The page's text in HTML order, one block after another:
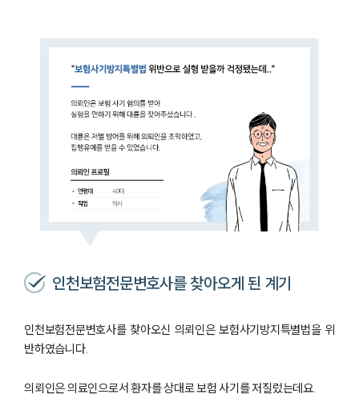
인천보험전문변호사를 찾아오게 된 계기
인천보험전문변호사를 찾아오신 의뢰인은 보험사기방지특별법을 위
반하였습니다.
의뢰인은 의료인으로서 환자를 상대로 보험 사기를 저질렀는데요.